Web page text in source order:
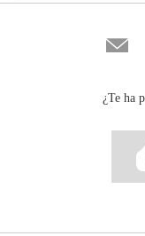
por
¿Te ha